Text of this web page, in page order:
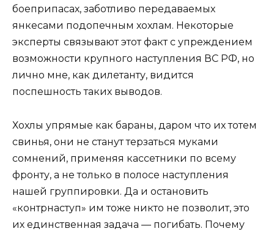
боеприпасах, заботливо передаваемых
янкесами подопечным хохлам. Некоторые
эксперты связывают этот факт с упреждением
возможности крупного наступления ВС РФ, но
лично мне, как дилетанту, видится
поспешность таких выводов.
Хохлы упрямые как бараны, даром что их тотем
свинья, они не станут терзаться муками
сомнений, применяя кассетники по всему
фронту, а не только в полосе наступления
нашей группировки. Да и остановить
«контрнаступ» им тоже никто не позволит, это
их единственная задача — погибать. Почему